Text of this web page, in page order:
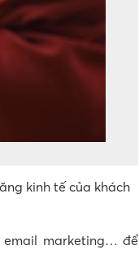
kinh tế của khách
email marketing… để